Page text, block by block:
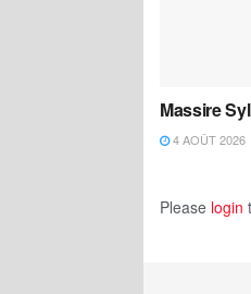
Massire
4 AOÛT 2026
Please login